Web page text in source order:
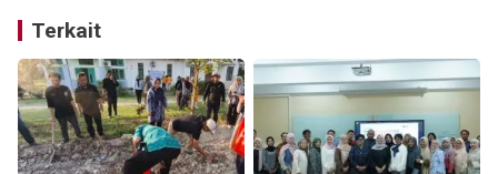
Terkait